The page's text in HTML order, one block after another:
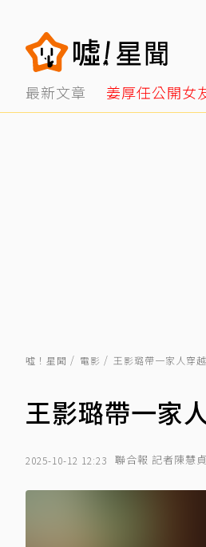
最新文章 姜厚任公開女
噓！星聞 電影 王影璐帶一家人穿
王影璐帶一家
2025-10-12 12:23 聯合報 記者陳慧